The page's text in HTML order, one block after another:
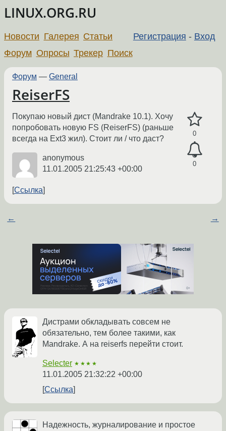
LINUX.ORG.RU
Регистрация - Вход
Новости Галерея Статьи
Форум Опросы Трекер Поиск
Форум — General
ReiserFS
0
0
Покупаю новый дист (Mandrake 10.1). Хочу
попробовать новую FS (ReiserFS) (раньше
всегда на Ext3 жил). Стоит ли / что даст?
anonymous
11.01.2005 21:25:43 +00:00
Ссылка
← →
Дистрами обкладывать совсем не
обязательно, тем более такими, как
Mandrake. А на reiserfs перейти стоит.
Selecter ★★★★
11.01.2005 21:32:22 +00:00
Ссылка
Надежность, журналирование и простое